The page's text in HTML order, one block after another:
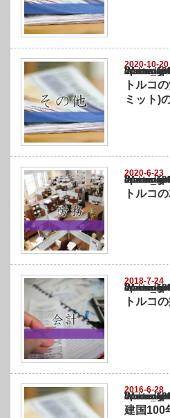
2020-10-20
Warning
: Undefined array
/home/netst/kuno-
on line
トルコ
ミット)
2020-6-23
Warning
: Undefined array
/home/netst/kuno-
on line
トルコ
2018-7-24
Warning
: Undefined array
/home/netst/kuno-
on line
トルコ
2016-6-28
Warning
: Undefined array
/home/netst/kuno-
on line
建国100